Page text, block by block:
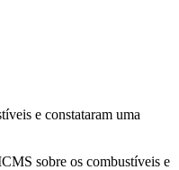
e constataram uma
sobre os combustíveis e